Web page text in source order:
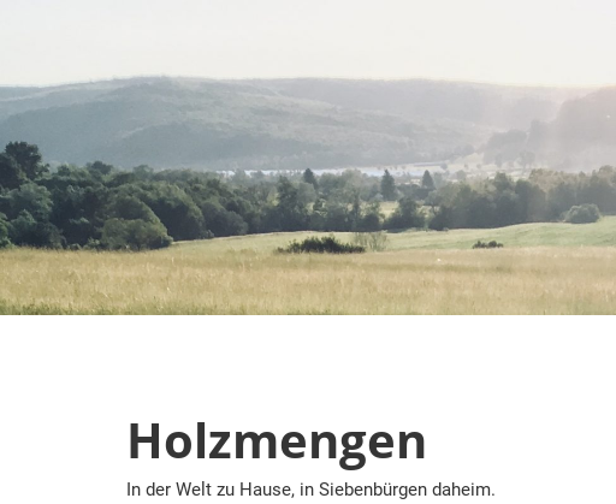
springen
Holzmengen
In der Welt zu Hause, in Siebenbürgen daheim.